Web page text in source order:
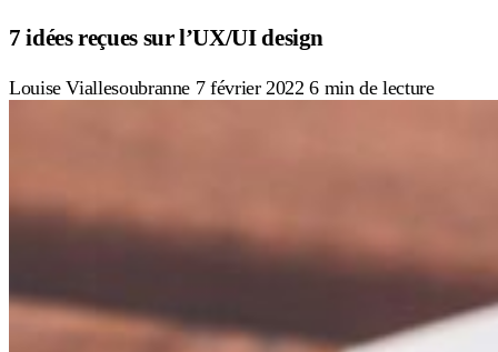
7 idées reçues sur l’UX/UI design
Louise Viallesoubranne 7 février 20226 min de lecture